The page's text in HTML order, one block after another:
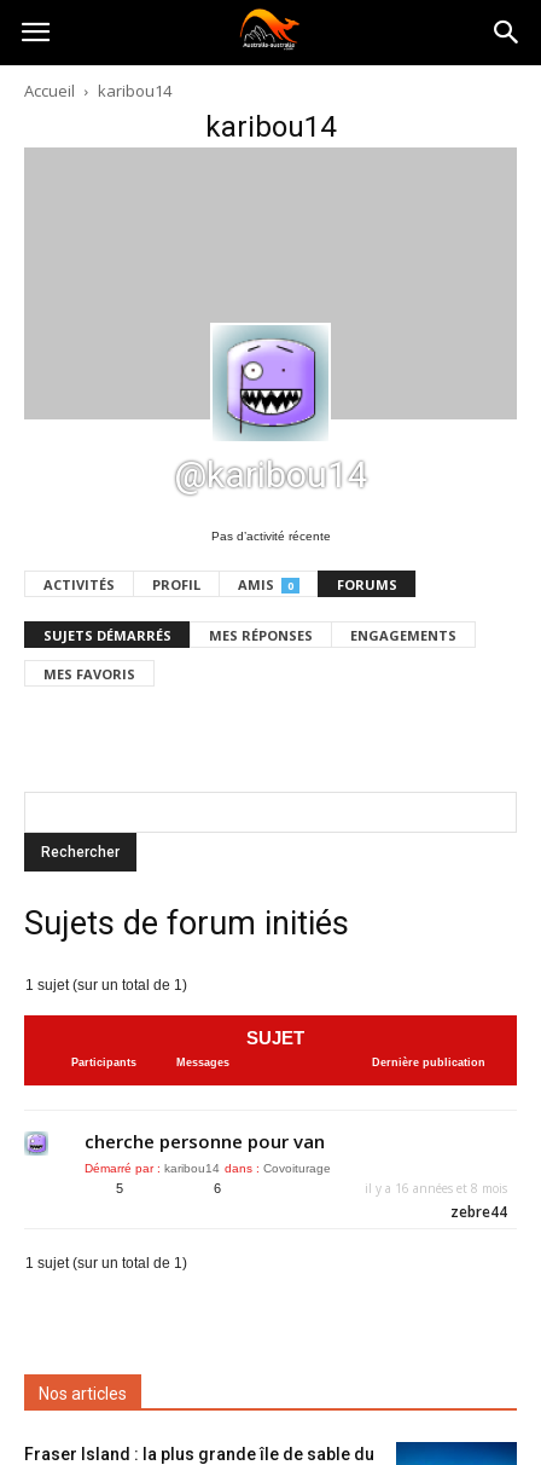
Australia-
australie.com
Accueil karibou14
karibou14
@karibou14
Pas d’activité récente
ACTIVITÉS PROFIL AMIS 0 FORUMS
SUJETS DÉMARRÉS MES RÉPONSES ENGAGEMENTS
MES FAVORIS
Sujets de forum initiés
1 sujet (sur un total de 1)
SUJET
Participants Messages Dernière publication
cherche personne pour van
Démarré par : karibou14 dans : Covoiturage
5 6 il y a 16 années et 8 mois
zebre44
1 sujet (sur un total de 1)
Nos articles
Fraser Island : la plus grande île de sable du